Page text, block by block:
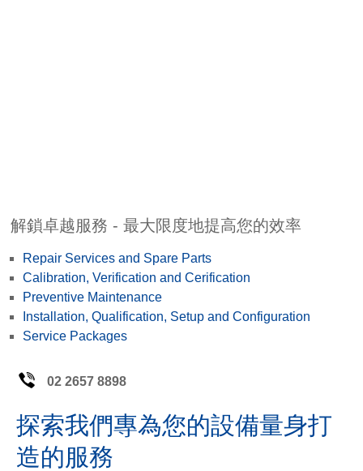
解鎖卓越服務 - 最大限度地提高您的效率
Repair Services and Spare Parts
Calibration, Verification and Cerification
Preventive Maintenance
Installation, Qualification, Setup and Configuration
Service Packages
02 2657 8898
探索我們專為您的設備量身打
造的服務